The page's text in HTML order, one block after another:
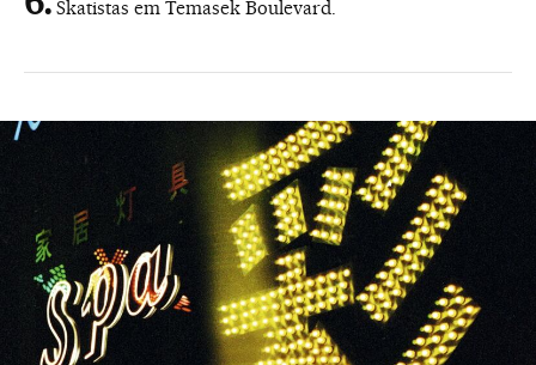
Skatistas em Temasek Boulevard.